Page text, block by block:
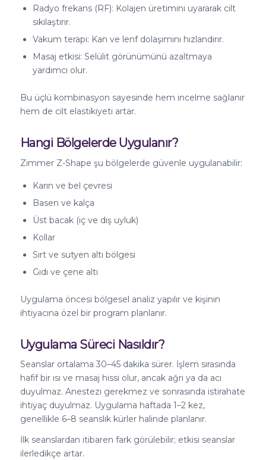
Radyo frekans (RF): Kolajen üretimini uyararak cilt
sıkılaştırır.
Vakum terapi: Kan ve lenf dolaşımını hızlandırır.
Masaj etkisi: Selülit görünümünü azaltmaya
yardımcı olur.
Bu üçlü kombinasyon sayesinde hem incelme sağlanır
hem de cilt elastikiyeti artar.
Hangi Bölgelerde Uygulanır?
Zimmer Z-Shape şu bölgelerde güvenle uygulanabilir:
Karın ve bel çevresi
Basen ve kalça
Üst bacak (iç ve dış uyluk)
Kollar
Sırt ve sutyen altı bölgesi
Gıdı ve çene altı
Uygulama öncesi bölgesel analiz yapılır ve kişinin
ihtiyacına özel bir program planlanır.
Uygulama Süreci Nasıldır?
Seanslar ortalama 30–45 dakika sürer. İşlem sırasında
hafif bir ısı ve masaj hissi olur, ancak ağrı ya da acı
duyulmaz. Anestezi gerekmez ve sonrasında istirahate
ihtiyaç duyulmaz. Uygulama haftada 1–2 kez,
genellikle 6–8 seanslık kürler halinde planlanır.
İlk seanslardan itibaren fark görülebilir; etkisi seanslar
ilerledikçe artar.